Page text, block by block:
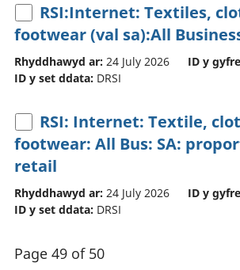
RSI:Internet: Textiles,
footwear (val sa):All
Rhyddhawyd ar: 24 July 2026 ID y
ID y set ddata: DRSI
RSI: Internet: Textile,
footwear: All Bus: SA:
retail
Rhyddhawyd ar: 24 July 2026 ID y
ID y set ddata: DRSI
Page 49 of 50